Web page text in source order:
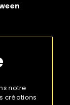
notre
créations